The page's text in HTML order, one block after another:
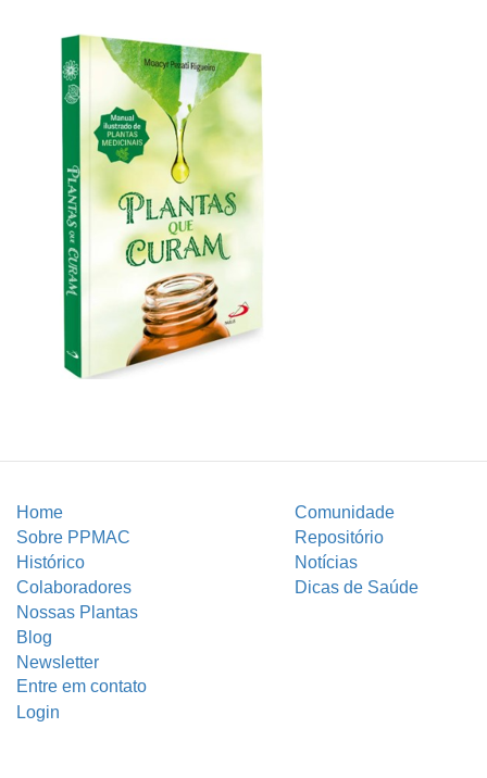
Home
Comunidade
Sobre PPMAC
Repositório
Histórico
Notícias
Colaboradores
Dicas de Saúde
Nossas Plantas
Blog
Newsletter
Entre em contato
Login